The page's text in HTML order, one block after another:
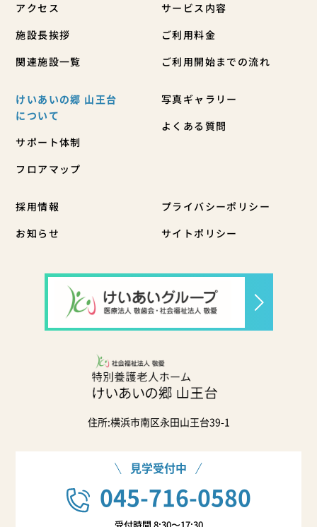
アクセス
施設長挨拶
関連施設一覧
サービス内容
ご利用料金
ご利用開始までの流れ
けいあいの郷 山王台
について
サポート体制
フロアマップ
写真ギャラリー
よくある質問
採用情報
お知らせ
プライバシーポリシー
サイトポリシー
住所:横浜市南区永田山王台39-1
見学受付中
045-716-0580